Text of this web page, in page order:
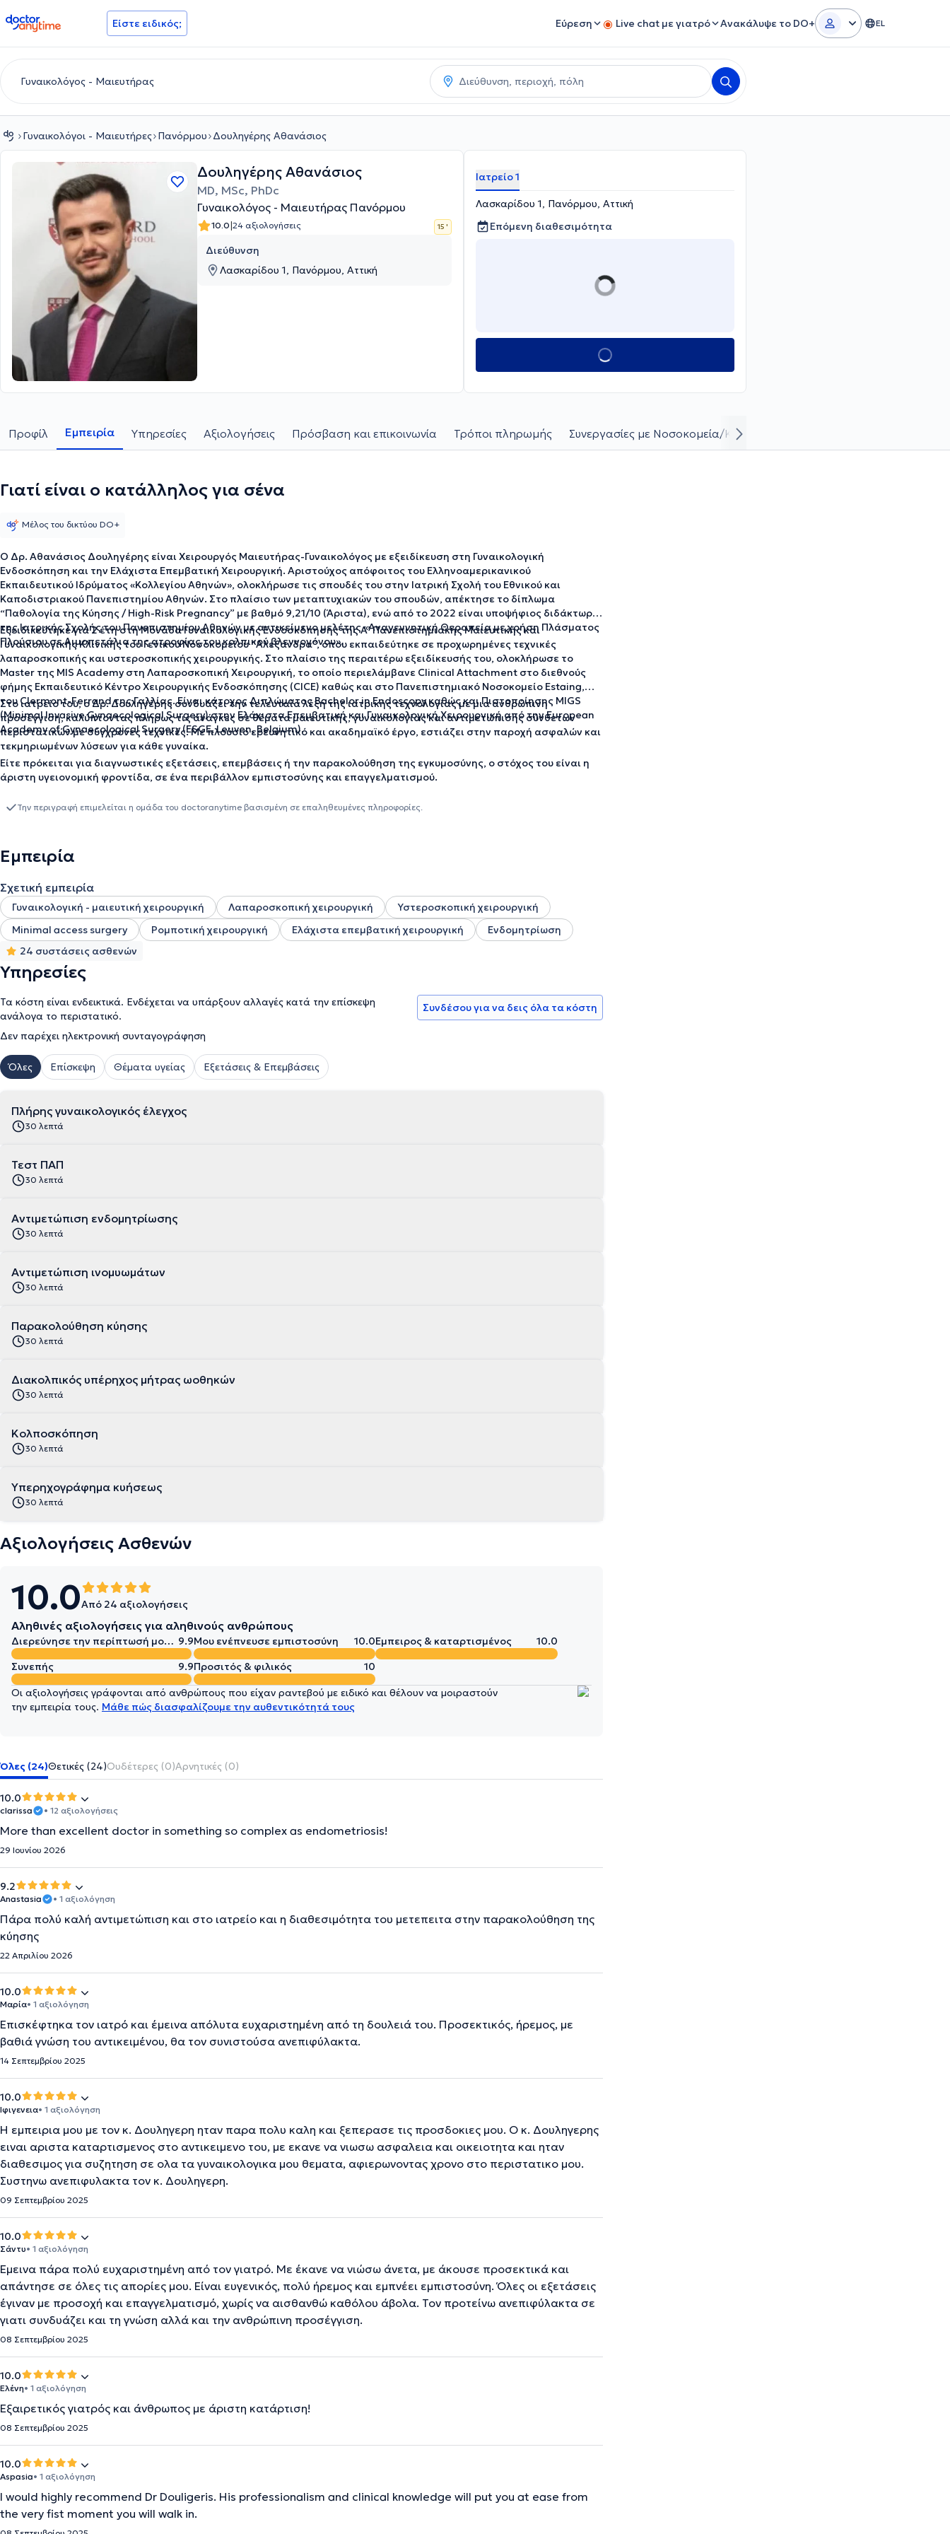
doctoranytime Είστε ειδικός; Εύρεση Live chat με γιατρό Ανακάλυψε το DO+ EL
Γυναικολόγοι - Μαιευτήρες Πανόρμου Δουληγέρης Αθανάσιος
Δουληγέρης Αθανάσιος
MD, MSc, PhDc
Γυναικολόγος - Μαιευτήρας Πανόρμου
10.0|24 αξιολογήσεις 15 '
Διεύθυνση
Λασκαρίδου 1, Πανόρμου, Αττική
Ιατρείο 1
Λασκαρίδου 1, Πανόρμου, Αττική
Επόμενη διαθεσιμότητα
Προφίλ Εμπειρία Υπηρεσίες Αξιολογήσεις Πρόσβαση και επικοινωνία Τρόποι πληρωμής Συνεργασίες με Νοσοκομεία/Κλινικές
Γιατί είναι ο κατάλληλος για σένα
Ο Δρ. Αθανάσιος Δουληγέρης είναι Χειρουργός Μαιευτήρας-Γυναικολόγος με εξειδίκευση στη Γυναικολογική
Ενδοσκόπηση και την Ελάχιστα Επεμβατική Χειρουργική. Αριστούχος απόφοιτος του Ελληνοαμερικανικού
Εκπαιδευτικού Ιδρύματος «Κολλεγίου Αθηνών», ολοκλήρωσε τις σπουδές του στην Ιατρική Σχολή του Εθνικού και
Καποδιστριακού Πανεπιστημίου Αθηνών. Στο πλαίσιο των μεταπτυχιακών του σπουδών, απέκτησε το δίπλωμα
“Παθολογία της Κύησης / High-Risk Pregnancy” με βαθμό 9,21/10 (Άριστα), ενώ από το 2022 είναι υποψήφιος διδάκτωρ
της Ιατρικής Σχολής του Πανεπιστημίου Αθηνών με αντικείμενο μελέτης «Αναγεννητική Θεραπεία με χρήση Πλάσματος
Πλούσιου σε Αιμοπετάλια της ατροφίας του κολπικού βλεννογόνου».
Εξειδικεύτηκε για 2 έτη στη Μονάδα Γυναικολογικής Ενδοσκόπησης της Α’ Πανεπιστημιακής Μαιευτικής και
Γυναικολογικής Κλινικής του Γενικού Νοσοκομείου “Αλεξάνδρα”, όπου εκπαιδεύτηκε σε προχωρημένες τεχνικές
λαπαροσκοπικής και υστεροσκοπικής χειρουργικής. Στο πλαίσιο της περαιτέρω εξειδίκευσής του, ολοκλήρωσε το
Master της MIS Academy στη Λαπαροσκοπική Χειρουργική, το οποίο περιελάμβανε Clinical Attachment στο διεθνούς
φήμης Εκπαιδευτικό Κέντρο Χειρουργικής Ενδοσκόπησης (CICE) καθώς και στο Πανεπιστημιακό Νοσοκομείο Estaing,
του Clermont-Ferrand της Γαλλίας. Είναι κάτοχος Διπλώματος Bachelor in Endoscopy καθώς και Πιστοποίησης MIGS
(Minimal Invasive Gynaecological Surgery) στην Ελάχιστα Επεμβατική και Γυναικολογική Χειρουργική από την European
Academy of Gynaecological Surgery (ESGE, Leuven, Belgium).
Στο ιατρείο του, ο Δρ. Δουληγέρης συνδυάζει την τελευταία λέξη της ιατρικής τεχνολογίας με μια ανθρώπινη
προσέγγιση, καλύπτοντας πλήρως τις ανάγκες σε θέματα μαιευτικής, γυναικολογίας και αντιμετώπισης σύνθετων
περιστατικών με σύγχρονες τεχνικές. Με πλούσιο ερευνητικό και ακαδημαϊκό έργο, εστιάζει στην παροχή ασφαλών και
τεκμηριωμένων λύσεων για κάθε γυναίκα.
Είτε πρόκειται για διαγνωστικές εξετάσεις, επεμβάσεις ή την παρακολούθηση της εγκυμοσύνης, ο στόχος του είναι η
άριστη υγειονομική φροντίδα, σε ένα περιβάλλον εμπιστοσύνης και επαγγελματισμού.
Μέλος του δικτύου DO+
Την περιγραφή επιμελείται η ομάδα του doctoranytime βασισμένη σε επαληθευμένες πληροφορίες.
Εμπειρία
Σχετική εμπειρία
Γυναικολογική - μαιευτική χειρουργική Λαπαροσκοπική χειρουργική
Υστεροσκοπική χειρουργική
Minimal access surgery
Ρομποτική χειρουργική Ελάχιστα επεμβατική χειρουργική
Ενδομητρίωση
24 συστάσεις ασθενών
Υπηρεσίες
Τα κόστη είναι ενδεικτικά. Ενδέχεται να υπάρξουν αλλαγές κατά την επίσκεψη
ανάλογα το περιστατικό.
Δεν παρέχει ηλεκτρονική συνταγογράφηση
Συνδέσου για να δεις όλα τα κόστη
Όλες Επίσκεψη Θέματα υγείας Εξετάσεις & Επεμβάσεις
Πλήρης γυναικολογικός έλεγχος
30 λεπτά
Τεστ ΠΑΠ
30 λεπτά
Αντιμετώπιση ενδομητρίωσης
30 λεπτά
Αντιμετώπιση ινομυωμάτων
30 λεπτά
Παρακολούθηση κύησης
30 λεπτά
Διακολπικός υπέρηχος μήτρας ωοθηκών
30 λεπτά
Κολποσκόπηση
30 λεπτά
Υπερηχογράφημα κυήσεως
30 λεπτά
Αξιολογήσεις Ασθενών
10.0Από 24 αξιολογήσεις
Αληθινές αξιολογήσεις για αληθινούς ανθρώπους
Διερεύνησε την περίπτωσή μου σε βάθος 9.9Μου ενέπνευσε εμπιστοσύνη 10.0Έμπειρος & καταρτισμένος
10.0
Συνεπής
9.9Προσιτός & φιλικός 10
Οι αξιολογήσεις γράφονται από ανθρώπους που είχαν ραντεβού με ειδικό και θέλουν να μοιραστούν
την εμπειρία τους. Μάθε πώς διασφαλίζουμε την αυθεντικότητά τους
Όλες (24)Θετικές (24)Ουδέτερες (0)Αρνητικές (0)
10.0
clarissa • 12 αξιολογήσεις
More than excellent doctor in something so complex as endometriosis!
29 Ιουνίου 2026
9.2
Anastasia • 1 αξιολόγηση
Πάρα πολύ καλή αντιμετώπιση και στο ιατρείο και η διαθεσιμότητα του μετεπειτα στην παρακολούθηση της
κύησης
22 Απριλίου 2026
10.0
Μαρία• 1 αξιολόγηση
Επισκέφτηκα τον ιατρό και έμεινα απόλυτα ευχαριστημένη από τη δουλειά του. Προσεκτικός, ήρεμος, με
βαθιά γνώση του αντικειμένου, θα τον συνιστούσα ανεπιφύλακτα.
14 Σεπτεμβρίου 2025
10.0
Ιφιγενεια• 1 αξιολόγηση
Η εμπειρια μου με τον κ. Δουληγερη ηταν παρα πολυ καλη και ξεπερασε τις προσδοκιες μου. Ο κ. Δουληγερης
ειναι αριστα καταρτισμενος στο αντικειμενο του, με εκανε να νιωσω ασφαλεια και οικειοτητα και ηταν
διαθεσιμος για συζητηση σε ολα τα γυναικολογικα μου θεματα, αφιερωνοντας χρονο στο περιστατικο μου.
Συστηνω ανεπιφυλακτα τον κ. Δουληγερη.
09 Σεπτεμβρίου 2025
10.0
Σάντυ• 1 αξιολόγηση
Έμεινα πάρα πολύ ευχαριστημένη από τον γιατρό. Mε έκανε να νιώσω άνετα, με άκουσε προσεκτικά και
απάντησε σε όλες τις απορίες μου. Είναι ευγενικός, πολύ ήρεμος και εμπνέει εμπιστοσύνη. Όλες οι εξετάσεις
έγιναν με προσοχή και επαγγελματισμό, χωρίς να αισθανθώ καθόλου άβολα. Τον προτείνω ανεπιφύλακτα σε
γιατι συνδυάζει και τη γνώση αλλά και την ανθρώπινη προσέγγιση.
08 Σεπτεμβρίου 2025
10.0
Ελένη• 1 αξιολόγηση
Εξαιρετικός γιατρός και άνθρωπος με άριστη κατάρτιση!
08 Σεπτεμβρίου 2025
10.0
Aspasia• 1 αξιολόγηση
I would highly recommend Dr Douligeris. His professionalism and clinical knowledge will put you at ease from
the very fist moment you will walk in.